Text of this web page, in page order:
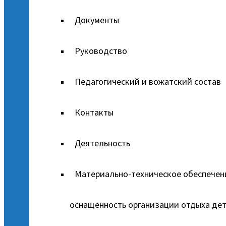
Документы
Руководство
Педагогический и вожатский состав
Контакты
Деятельность
Материально-техническое
оснащенность организации отдыха